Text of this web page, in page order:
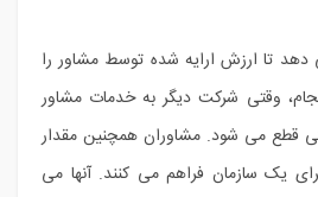
تا ارزش ارایه شده توسط مشاور را
وقتی شرکت دیگر به خدمات مشاور
قطع می شود. مشاوران همچنین مقدار
یک سازمان فراهم می کنند. آنها می